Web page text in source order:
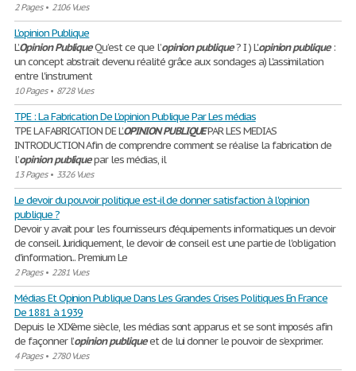
2 Pages• 2106 Vues
L'opinion Publique
L’Opinion PubliqueQu’est ce que l’opinion publique? I ) L'opinion publique:
un concept abstrait devenu réalité grâce aux sondages a) L'assimilation
entre l'instrument
10 Pages• 8728 Vues
TPE : La Fabrication De L'opinion Publique Par Les médias
TPE LA FABRICATION DE L’OPINIONPUBLIQUEPAR LES MEDIAS
INTRODUCTION Afin de comprendre comment se réalise la fabrication de
l’opinion publiquepar les médias, il
13 Pages• 3326 Vues
Le devoir du pouvoir politique est-il de donner satisfaction à l'opinion
publique ?
Devoir y avait pour les fournisseurs d'équipements informatiques un devoir
de conseil. Juridiquement, le devoir de conseil est une partie de l'obligation
d'information... Premium Le
2 Pages• 2281 Vues
Médias Et Opinion Publique Dans Les Grandes Crises Politiques En France
De 1881 à 1939
Depuis le XIXème siècle, les médias sont apparus et se sont imposés afin
de façonner l’opinion publiqueet de lui donner le pouvoir de s’exprimer.
4 Pages• 2780 Vues